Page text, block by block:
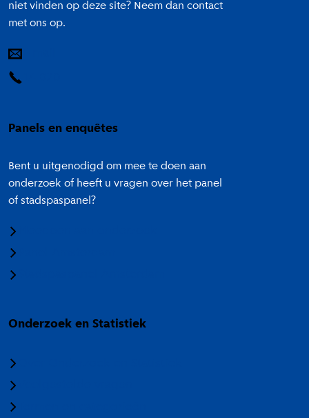
niet vinden op deze site? Neem dan contact
met ons op.
Panels en enquêtes
Bent u uitgenodigd om mee te doen aan
onderzoek of heeft u vragen over het panel
of stadspaspanel?
Onderzoek en Statistiek